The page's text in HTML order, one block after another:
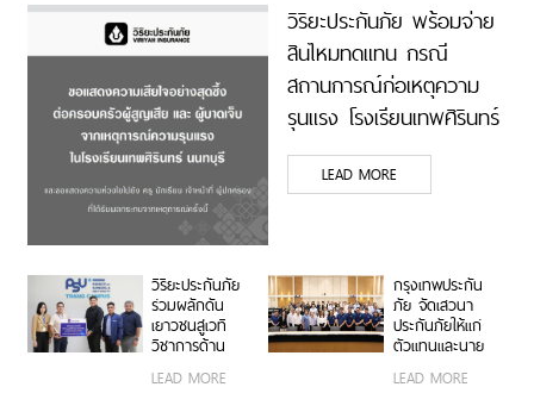
วิริยะประกันภัย พร้อมจ่าย
สินไหมทดแทน กรณี
สถานการณ์ก่อเหตุความ
รุนแรง โรงเรียนเทพศิรินทร์
นนทบุรี
LEAD MORE
วิริยะประกันภัย
ร่วมผลักดัน
เยาวชนสู่เวที
วิชาการด้าน
ประกันภัย “PSU
Trang IBARM
LEAD MORE
กรุงเทพประกัน
ภัย จัดเสวนา
ประกันภัยให้แก่
ตัวแทนและนาย
หน้าประกัน
วินาศภัย เสริม
LEAD MORE